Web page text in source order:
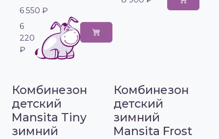
6 550 ₽
6
220
₽
Комбинезон
детский
Mansita Tiny
зимний
Комбинезон
детский
зимний
Mansita Frost